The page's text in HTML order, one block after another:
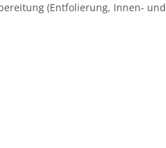
(Entfolierung, Innen- und